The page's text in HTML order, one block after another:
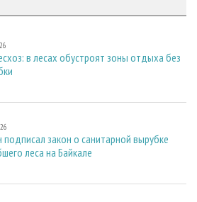
в лесах обустроят зоны отдыха без
подписал закон о санитарной вырубке
леса на Байкале